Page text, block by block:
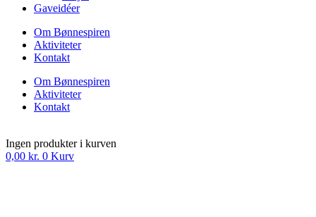
Gaveidéer
Om Bønnespiren
Aktiviteter
Kontakt
Om Bønnespiren
Aktiviteter
Kontakt
Ingen produkter i kurven
0,00 kr. 0 Kurv